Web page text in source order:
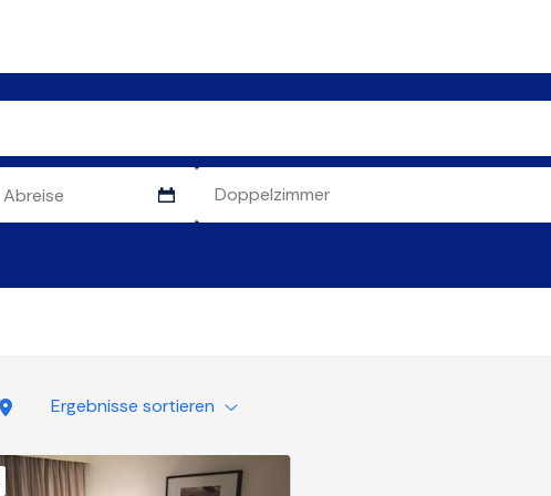
Ergebnisse sortieren